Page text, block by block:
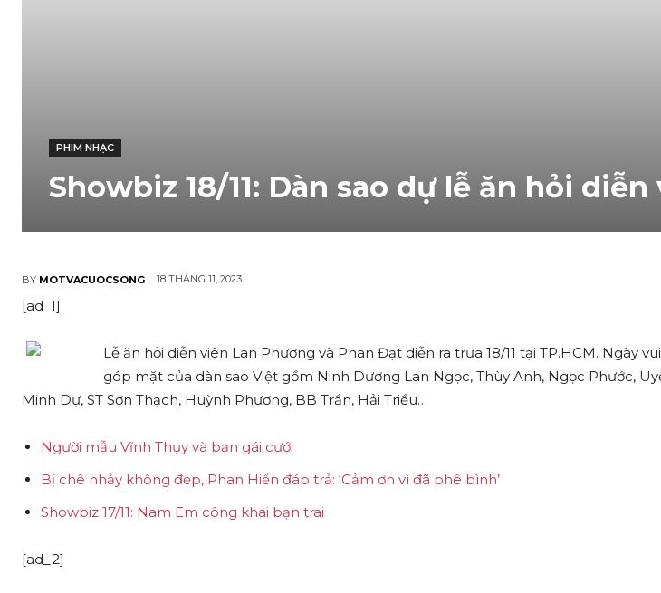
PHIM NHẠC
Showbiz 18/11: Dàn sao dự lễ ăn hỏi diễn
BY MOTVACUOCSONG 18 THÁNG 11, 2023
[ad_1]
Lễ ăn hỏi diễn viên Lan Phương và Phan Đạt diễn ra trưa 18/11 tại TP.HCM. Ngày
góp mặt của dàn sao Việt gồm Ninh Dương Lan Ngọc, Thùy Anh, Ngọc Phước,
Minh Dự, ST Sơn Thạch, Huỳnh Phương, BB Trần, Hải Triều…
Người mẫu Vĩnh Thụy và bạn gái cưới
Bị chê nhảy không đẹp, Phan Hiển đáp trả: ‘Cảm ơn vì đã phê bình’
Showbiz 17/11: Nam Em công khai bạn trai
[ad_2]